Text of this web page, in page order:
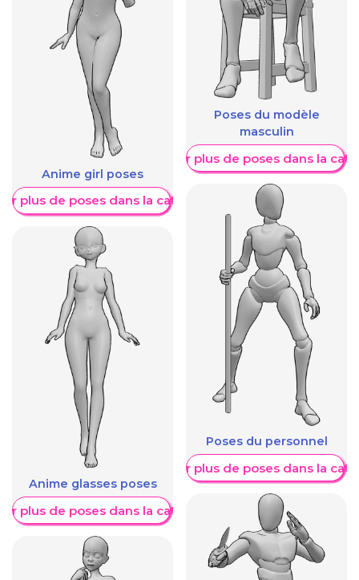
Anime girl poses
plus de poses dans la catégorie
Anime glasses poses
plus de poses dans la catégorie
Poses du modèle
masculin
Afficher plus de poses dans la
Poses du personnel
Afficher plus de poses dans la